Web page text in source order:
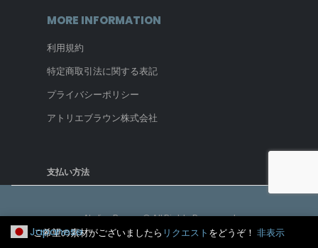
ご希望の素材がございましたら リクエスト をどうぞ！ 非表示
MORE INFORMATION
利用規約
特定商取引法に関する表記
プライバシーポリシー
アトリエブラウン株式会社
支払い方法
Atelier Brown © All Rights Reserved
Japanese ▼